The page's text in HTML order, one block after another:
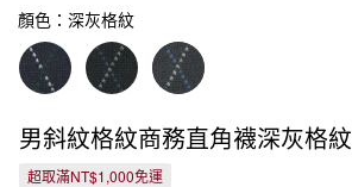
顏色：深灰格紋
男斜紋格紋商務直角襪深灰格紋
超取滿NT$1,000免運